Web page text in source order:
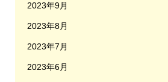
2023年9月
2023年8月
2023年7月
2023年6月